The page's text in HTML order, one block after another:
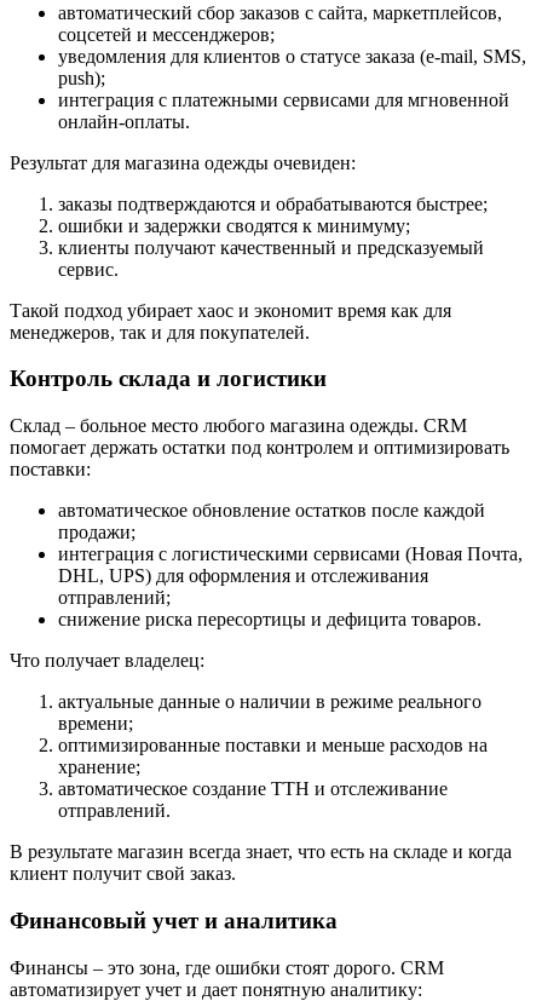
автоматический сбор заказов с сайта, маркетплейсов,
соцсетей и мессенджеров;
уведомления для клиентов о статусе заказа (e-mail, SMS,
push);
интеграция с платежными сервисами для мгновенной
онлайн-оплаты.
Результат для магазина одежды очевиден:
заказы подтверждаются и обрабатываются быстрее;
ошибки и задержки сводятся к минимуму;
клиенты получают качественный и предсказуемый
сервис.
Такой подход убирает хаос и экономит время как для
менеджеров, так и для покупателей.
Контроль склада и логистики
Склад – больное место любого магазина одежды. CRM
помогает держать остатки под контролем и оптимизировать
поставки:
автоматическое обновление остатков после каждой
продажи;
интеграция с логистическими сервисами (Новая Почта,
DHL, UPS) для оформления и отслеживания
отправлений;
снижение риска пересортицы и дефицита товаров.
Что получает владелец:
актуальные данные о наличии в режиме реального
времени;
оптимизированные поставки и меньше расходов на
хранение;
автоматическое создание ТТН и отслеживание
отправлений.
В результате магазин всегда знает, что есть на складе и когда
клиент получит свой заказ.
Финансовый учет и аналитика
Финансы – это зона, где ошибки стоят дорого. CRM
автоматизирует учет и дает понятную аналитику: